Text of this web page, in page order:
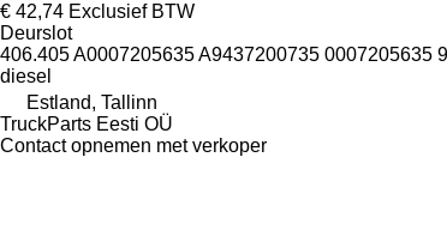
€ 42,74 Exclusief BTW
Deurslot
406.405 A0007205635 A9437200735 0007205635
diesel
Estland, Tallinn
TruckParts Eesti OÜ
Contact opnemen met verkoper